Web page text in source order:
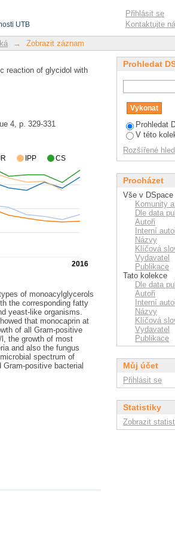
UTB
prepared by
Přihlásit se
Kontaktujte
→ Zobrazit záznam
reaction of glycidol with
4, p. 329-331
2016
IPP CS
of monoacylglycerols
the corresponding fatty
yeast-like organisms.
that monocaprin at
of all Gram-positive
the growth of most
and also the fungus
spectrum of
positive bacterial
Prohledat
Prohledat
V této
Rozšířené
Procházet
Vše v DSpace
Komunity
Dle data
Autoři
Interní
Názvy
Klíčová
Vydavatel
Publikace
Tato kolekce
Dle data
Autoři
Interní
Názvy
Klíčová
Vydavatel
Publikace
Můj účet
Přihlásit se
Statistiky
Zobrazit